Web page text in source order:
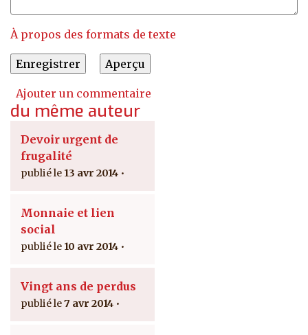
À propos des formats de texte
Ajouter un commentaire
du même auteur
Devoir urgent de
frugalité
13 avr 2014
Monnaie et lien
social
10 avr 2014
Vingt ans de perdus
7 avr 2014